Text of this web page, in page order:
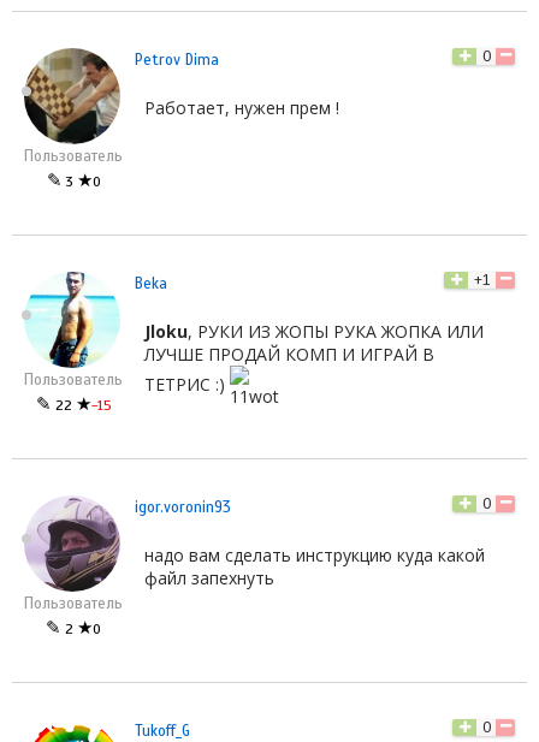
Пользователь
✎ 3 ★0
Petrov Dima 0
Работает, нужен прем !
Пользователь
✎ 22 ★-15
Beka +1
Jloku, РУКИ ИЗ ЖОПЫ РУКА ЖОПКА ИЛИ
ЛУЧШЕ ПРОДАЙ КОМП И ИГРАЙ В
ТЕТРИС :)
Пользователь
✎ 2 ★0
igor.voronin93 0
надо вам сделать инструкцию куда какой
файл запехнуть
Tukoff_G 0